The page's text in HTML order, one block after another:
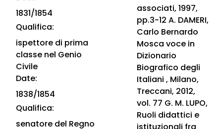
1831/1854
Qualifica:
ispettore di prima
classe nel Genio
Civile
Date:
1838/1854
Qualifica:
senatore del Regno
associati, 1997,
pp.3-12 A. DAMERI,
Carlo Bernardo
Mosca voce in
Dizionario
Biografico degli
Italiani , Milano,
Treccani, 2012,
vol. 77 G. M. LUPO,
Ruoli didattici e